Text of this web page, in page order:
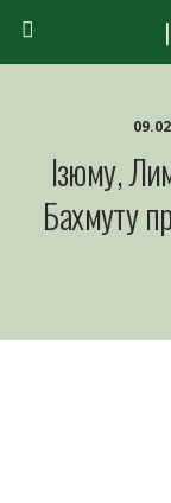
Ізюму,
Бахмуту